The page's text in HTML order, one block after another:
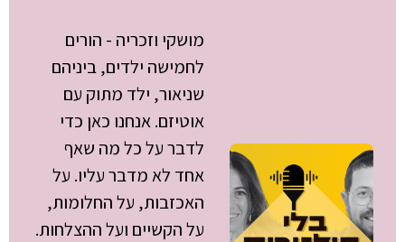
מושקי וזכריה - הורים
לחמישה ילדים, ביניהם
שניאור, ילד מתוק עם
אוטיזם. אנחנו כאן כדי
לדבר על כל מה שאף
אחד לא מדבר עליו. על
האכזבות, על החלומות,
על הקשיים ועל ההצלחות.